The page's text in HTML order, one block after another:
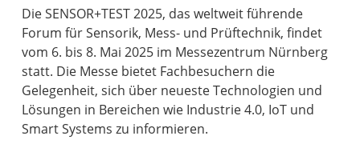
​Die SENSOR+TEST 2025, das weltweit führende
Forum für Sensorik, Mess- und Prüftechnik, findet
vom 6. bis 8. Mai 2025 im Messezentrum Nürnberg
statt. Die Messe bietet Fachbesuchern die
Gelegenheit, sich über neueste Technologien und
Lösungen in Bereichen wie Industrie 4.0, IoT und
Smart Systems zu informieren.